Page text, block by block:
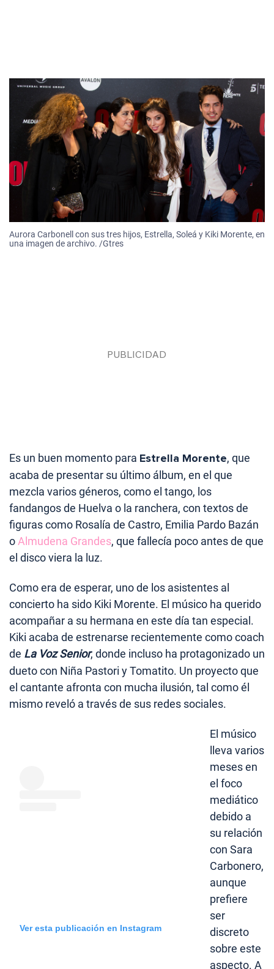
Aurora Carbonell con sus tres hijos, Estrella, Soleá y Kiki Morente, en
una imagen de archivo. /Gtres
Es un buen momento para Estrella Morente, que
acaba de presentar su último álbum, en el que
mezcla varios géneros, como el tango, los
fandangos de Huelva o la ranchera, con textos de
figuras como Rosalía de Castro, Emilia Pardo Bazán
o Almudena Grandes, que fallecía poco antes de que
el disco viera la luz.
Como era de esperar, uno de los asistentes al
concierto ha sido Kiki Morente. El músico ha querido
acompañar a su hermana en este día tan especial.
Kiki acaba de estrenarse recientemente como coach
de La Voz Senior, donde incluso ha protagonizado un
dueto con Niña Pastori y Tomatito. Un proyecto que
el cantante afronta con mucha ilusión, tal como él
mismo reveló a través de sus redes sociales.
Ver esta publicación en Instagram
El músico
lleva varios
meses en
el foco
mediático
debido a
su relación
con Sara
Carbonero,
aunque
prefiere
ser
discreto
sobre este
aspecto. A